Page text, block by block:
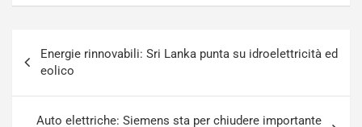
articoli
Energie rinnovabili: Sri Lanka punta su idroelettricità ed
eolico
Auto elettriche: Siemens sta per chiudere importante